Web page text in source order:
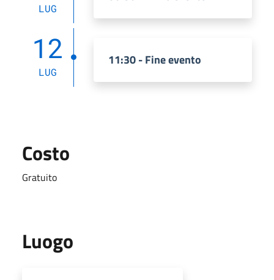
LUG
12
LUG
11:30 - Fine evento
Costo
Gratuito
Luogo